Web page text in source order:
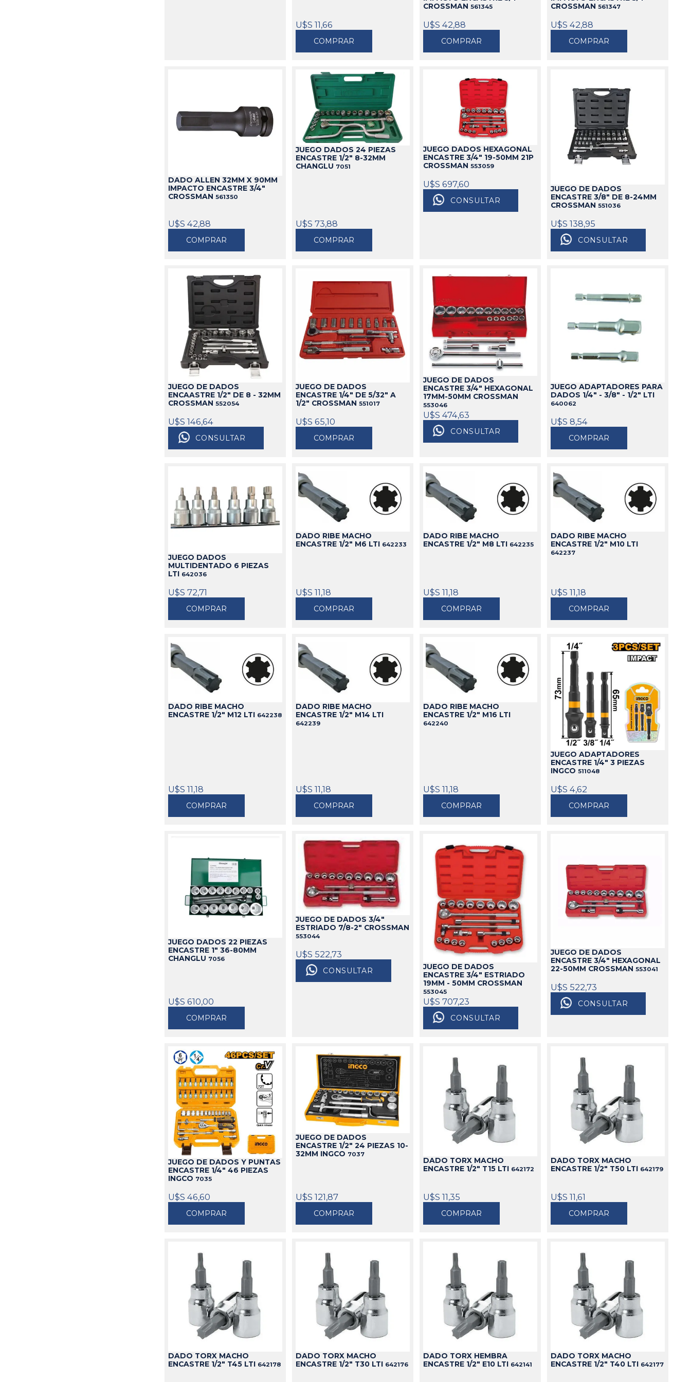
U$S 11,66
COMPRAR
CROSSMAN561345
U$S 42,88
COMPRAR
CROSSMAN561347
U$S 42,88
COMPRAR
DADO ALLEN 32MM X 90MM
IMPACTO ENCASTRE 3/4"
CROSSMAN561350
U$S 42,88
COMPRAR
JUEGO DADOS 24 PIEZAS
ENCASTRE 1/2" 8-32MM
CHANGLU 7051
U$S 73,88
COMPRAR
JUEGO DADOS HEXAGONAL
ENCASTRE 3/4" 19-50MM 21P
CROSSMAN553059
U$S 697,60
CONSULTAR
JUEGO DE DADOS
ENCASTRE 3/8" DE 8-24MM
CROSSMAN551036
U$S 138,95
CONSULTAR
JUEGO DE DADOS
ENCAASTRE 1/2" DE 8 - 32MM
CROSSMAN552054
U$S 146,64
CONSULTAR
JUEGO DE DADOS
ENCASTRE 1/4" DE 5/32" A
1/2" CROSSMAN551017
U$S 65,10
COMPRAR
JUEGO DE DADOS
ENCASTRE 3/4" HEXAGONAL
17MM-50MM CROSSMAN
553046
U$S 474,63
CONSULTAR
JUEGO ADAPTADORES PARA
DADOS 1/4" - 3/8" - 1/2" LTI
640062
U$S 8,54
COMPRAR
JUEGO DADOS
MULTIDENTADO 6 PIEZAS
LTI 642036
U$S 72,71
COMPRAR
DADO RIBE MACHO
ENCASTRE 1/2" M6 LTI 642233
U$S 11,18
COMPRAR
DADO RIBE MACHO
ENCASTRE 1/2" M8 LTI 642235
U$S 11,18
COMPRAR
DADO RIBE MACHO
ENCASTRE 1/2" M10 LTI
642237
U$S 11,18
COMPRAR
DADO RIBE MACHO
ENCASTRE 1/2" M12 LTI 642238
U$S 11,18
COMPRAR
DADO RIBE MACHO
ENCASTRE 1/2" M14 LTI
642239
U$S 11,18
COMPRAR
DADO RIBE MACHO
ENCASTRE 1/2" M16 LTI
642240
U$S 11,18
COMPRAR
JUEGO ADAPTADORES
ENCASTRE 1/4" 3 PIEZAS
INGCO511048
U$S 4,62
COMPRAR
JUEGO DADOS 22 PIEZAS
ENCASTRE 1" 36-80MM
CHANGLU 7056
U$S 610,00
COMPRAR
JUEGO DE DADOS 3/4"
ESTRIADO 7/8-2" CROSSMAN
553044
U$S 522,73
CONSULTAR
JUEGO DE DADOS
ENCASTRE 3/4" ESTRIADO
19MM - 50MM CROSSMAN
553045
U$S 707,23
CONSULTAR
JUEGO DE DADOS
ENCASTRE 3/4" HEXAGONAL
22-50MM CROSSMAN553041
U$S 522,73
CONSULTAR
JUEGO DE DADOS Y PUNTAS
ENCASTRE 1/4" 46 PIEZAS
INGCO 7035
U$S 46,60
COMPRAR
JUEGO DE DADOS
ENCASTRE 1/2" 24 PIEZAS 10-
32MM INGCO 7037
U$S 121,87
COMPRAR
DADO TORX MACHO
ENCASTRE 1/2" T15 LTI 642172
U$S 11,35
COMPRAR
DADO TORX MACHO
ENCASTRE 1/2" T50 LTI 642179
U$S 11,61
COMPRAR
DADO TORX MACHO
ENCASTRE 1/2" T45 LTI 642178
DADO TORX MACHO
ENCASTRE 1/2" T30 LTI 642176
DADO TORX HEMBRA
ENCASTRE 1/2" E10 LTI 642141
DADO TORX MACHO
ENCASTRE 1/2" T40 LTI 642177